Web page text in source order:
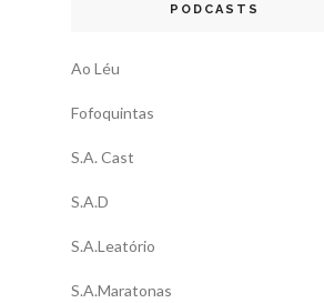
PODCASTS
Ao Léu
Fofoquintas
S.A. Cast
S.A.D
S.A.Leatório
S.A.Maratonas